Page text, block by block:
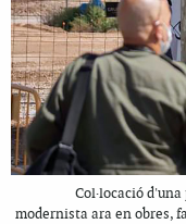
Col·locació
modernista ara en obres,